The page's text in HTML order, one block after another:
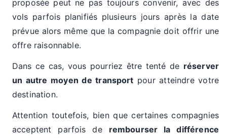
proposée peut ne pas toujours convenir, avec des
vols parfois planifiés plusieurs jours après la date
prévue alors même que la compagnie doit offrir une
offre raisonnable.
Dans ce cas, vous pourriez être tenté de réserver
un autre moyen de transport pour atteindre votre
destination.
Attention toutefois, bien que certaines compagnies
acceptent parfois de rembourser la différence